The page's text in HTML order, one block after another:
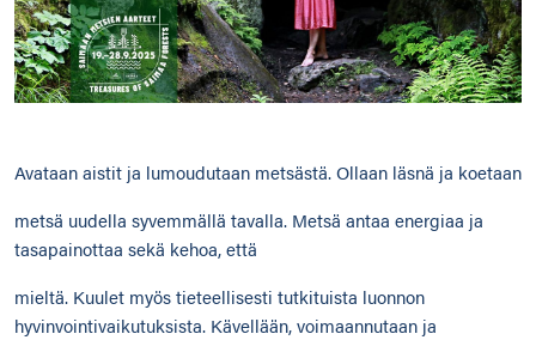
Avataan aistit ja lumoudutaan metsästä. Ollaan läsnä ja koetaan
metsä uudella syvemmällä tavalla. Metsä antaa energiaa ja
tasapainottaa sekä kehoa, että
mieltä. Kuulet myös tieteellisesti tutkituista luonnon
hyvinvointivaikutuksista. Kävellään, voimaannutaan ja